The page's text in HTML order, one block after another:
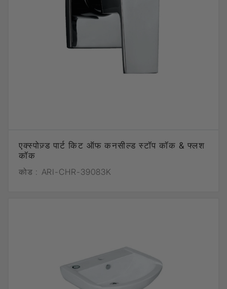
एक्स्पोज़्ड पार्ट किट ऑफ कनसील्ड स्टॉप कॉक & फ्लश
कॉक
कोड : ARI-CHR-39083K